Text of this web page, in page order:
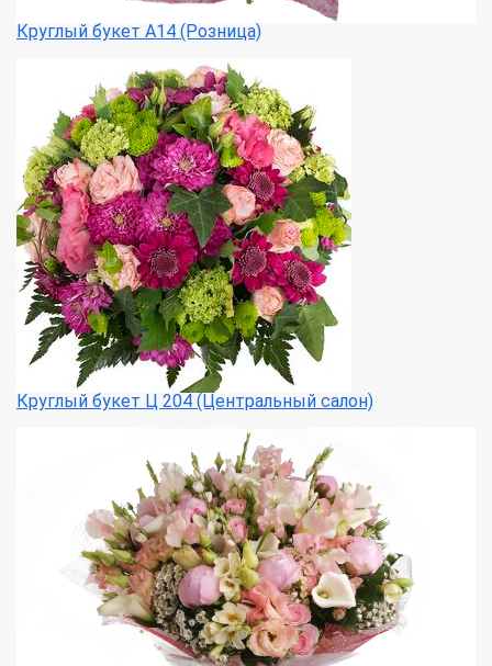
Круглый букет А14 (Розница)
Круглый букет Ц 204 (Центральный салон)